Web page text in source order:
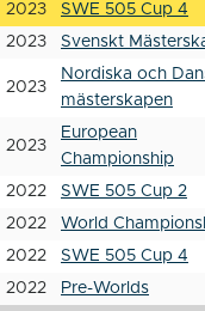
2023
SWE 505 Cup 4
2023
Svenskt
2023
Nordiska och
mästerskapen
2023
European
Championship
2022 SWE 505 Cup 2
2022
World
2022
SWE 505 Cup 4
2022
Pre-Worlds